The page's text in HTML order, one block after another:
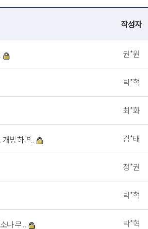
작성자
권*원
박*혁
최*화
방하면.. 김*태
정*권
박*혁
나무 .. 박*혁